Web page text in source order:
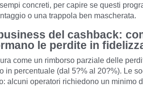
concreti, per capire se questi
o una trappola ben mascherata.
del cashback:
le perdite in
come un rimborso parziale delle
in percentuale (dal 5?% al 20?%). Le
alcuni operatori richiedono un minimo